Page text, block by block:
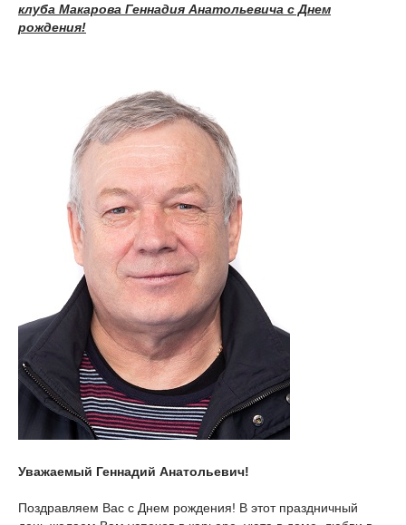
клуба Макарова Геннадия Анатольевича с Днем
рождения!
Уважаемый Геннадий Анатольевич!
Поздравляем Вас с Днем рождения! В этот праздничный